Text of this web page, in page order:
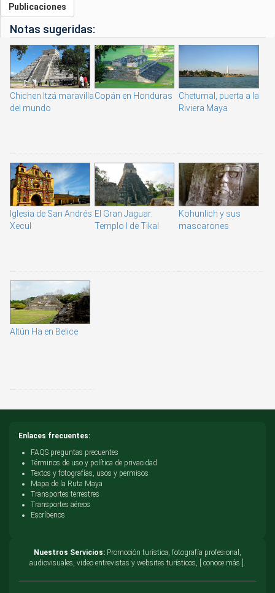
Publicaciones
Notas sugeridas:
Chichen Itzá maravilla
del mundo
Copán en Honduras
Chetumal, puerta a la
Riviera Maya
Iglesia de San Andrés
Xecul
El Gran Jaguar:
Templo I de Tikal
Kohunlich y sus
mascarones
Altún Ha en Belice
Enlaces frecuentes:
FAQS preguntas precuentes
Términos de uso y política de privacidad
Textos y fotografías, usos y permisos
Mapa de la Ruta Maya
Transportes terrestres
Transportes aéreos
Escríbenos
Nuestros Servicios: Promoción turística, fotografía profesional,
audiovisuales, video entrevistas y websites turísticos, [ conoce más ].